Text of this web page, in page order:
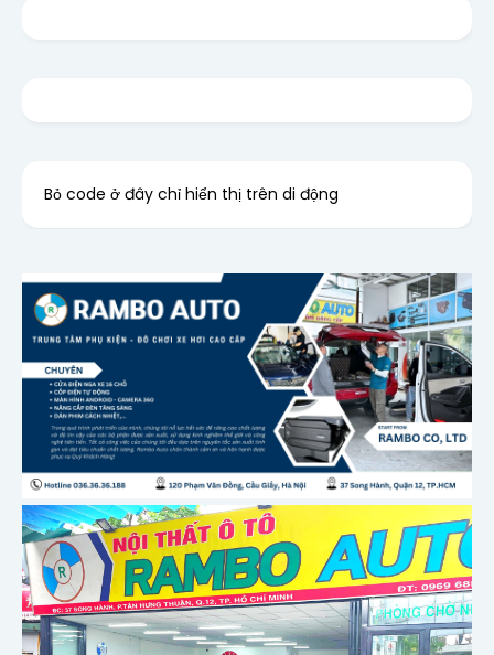
Bỏ code ở đây chỉ hiển thị trên di động